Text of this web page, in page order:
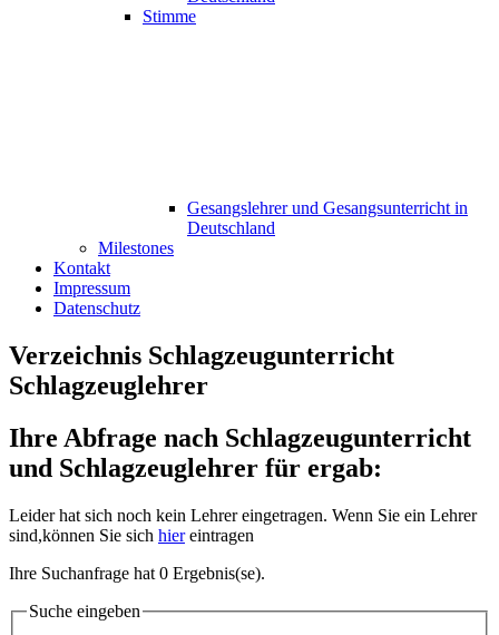
Stimme
Gesangslehrer und Gesangsunterricht in
Deutschland
Milestones
Kontakt
Impressum
Datenschutz
Verzeichnis Schlagzeugunterricht
Schlagzeuglehrer
Ihre Abfrage nach Schlagzeugunterricht
und Schlagzeuglehrer für ergab:
Leider hat sich noch kein Lehrer eingetragen. Wenn Sie ein Lehrer
sind,können Sie sich hiereintragen
Ihre Suchanfrage hat 0 Ergebnis(se).
Suche eingeben